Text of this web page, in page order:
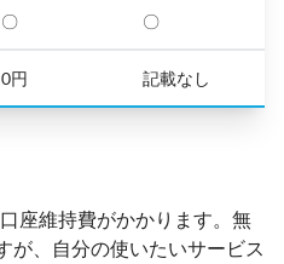
〇 〇
0円 記載なし
座維持費がかかります。無
が、自分の使いたいサービス